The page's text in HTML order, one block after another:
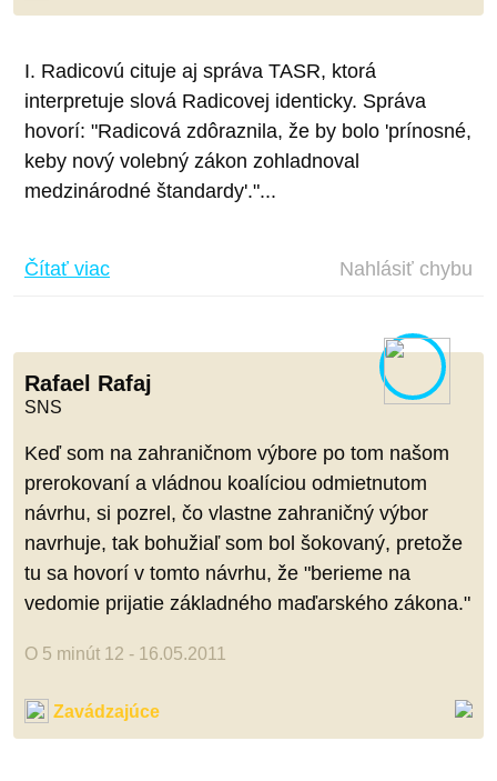
I. Radicovú cituje aj správa TASR, ktorá
interpretuje slová Radicovej identicky. Správa
hovorí: "Radicová zdôraznila, že by bolo 'prínosné,
keby nový volebný zákon zohladnoval
medzinárodné štandardy'."...
Čítať viac Nahlásiť chybu
Rafael Rafaj
SNS
Keď som na zahraničnom výbore po tom našom
prerokovaní a vládnou koalíciou odmietnutom
návrhu, si pozrel, čo vlastne zahraničný výbor
navrhuje, tak bohužiaľ som bol šokovaný, pretože
tu sa hovorí v tomto návrhu, že "berieme na
vedomie prijatie základného maďarského zákona."
O 5 minút 12 - 16.05.2011
Zavádzajúce